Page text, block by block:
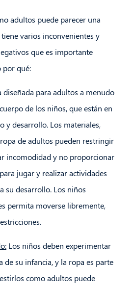
adultos puede parecer una
varios inconvenientes y
que es importante
por qué:
para adultos a menudo
de los niños, que están en
y desarrollo. Los materiales,
de adultos pueden restringir
incomodidad y no proporcionar
jugar y realizar actividades
su desarrollo. Los niños
permita moverse libremente,
Los niños deben experimentar
de su infancia, y la ropa es parte
como adultos puede